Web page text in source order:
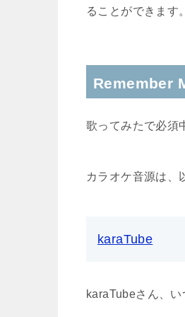
ることができます。
Remember
歌ってみたで必須
カラオケ音源は、
karaTube
karaTubeさん、い